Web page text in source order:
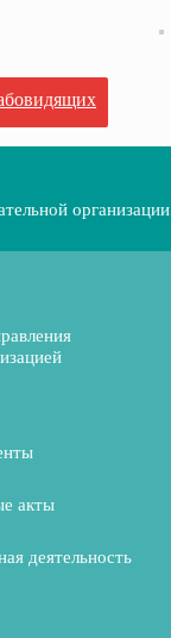
организации
акты
деятельность